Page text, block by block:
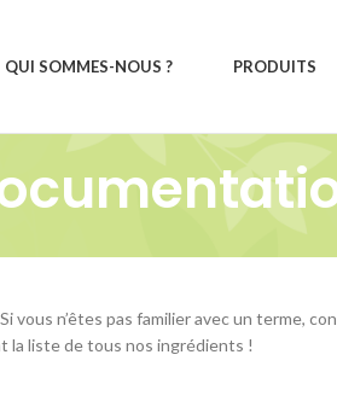
QUI SOMMES-NOUS ? PRODUITS
vous n’êtes pas familier avec un terme,
la liste de tous nos ingrédients !